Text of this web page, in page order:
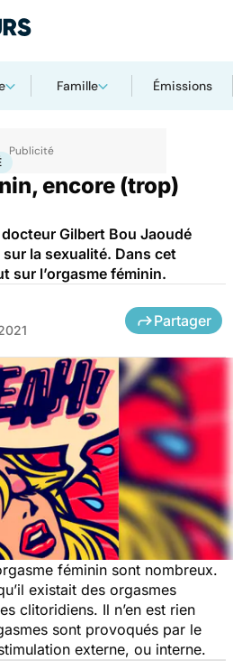
Famille Émissions
Sexualité
encore (trop)
Gilbert Bou Jaoudé
la sexualité. Dans cet
sur l’orgasme féminin.
Partager
féminin sont nombreux.
existait des orgasmes
clitoridiens. Il n’en est rien
sont provoqués par le
externe, ou interne.